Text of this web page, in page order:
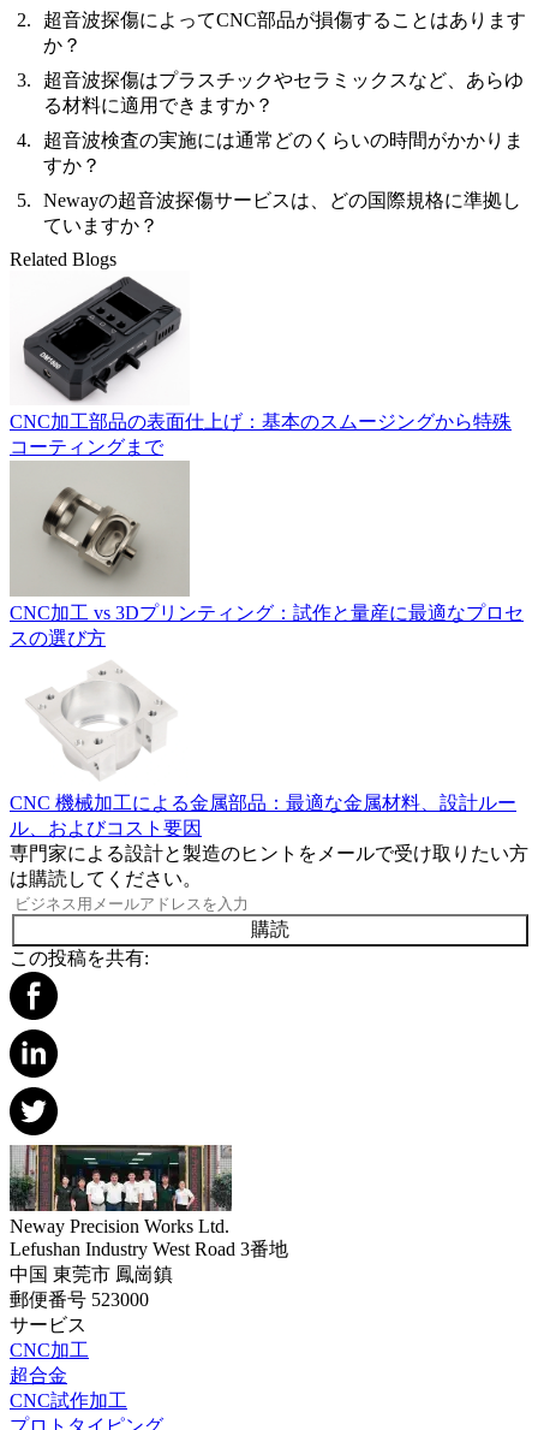
超音波探傷によってCNC部品が損傷することはあります
か？
超音波探傷はプラスチックやセラミックスなど、あらゆ
る材料に適用できますか？
超音波検査の実施には通常どのくらいの時間がかかりま
すか？
Newayの超音波探傷サービスは、どの国際規格に準拠し
ていますか？
Related Blogs
CNC加工部品の表面仕上げ：基本のスムージングから特殊
コーティングまで
CNC加工 vs 3Dプリンティング：試作と量産に最適なプロセ
スの選び方
CNC 機械加工による金属部品：最適な金属材料、設計ルー
ル、およびコスト要因
専門家による設計と製造のヒントをメールで受け取りたい方
は購読してください。
購読
この投稿を共有:
Neway Precision Works Ltd.
Lefushan Industry West Road 3番地
中国 東莞市 鳳崗鎮
郵便番号 523000
サービス
CNC加工
超合金
CNC試作加工
プロトタイピング